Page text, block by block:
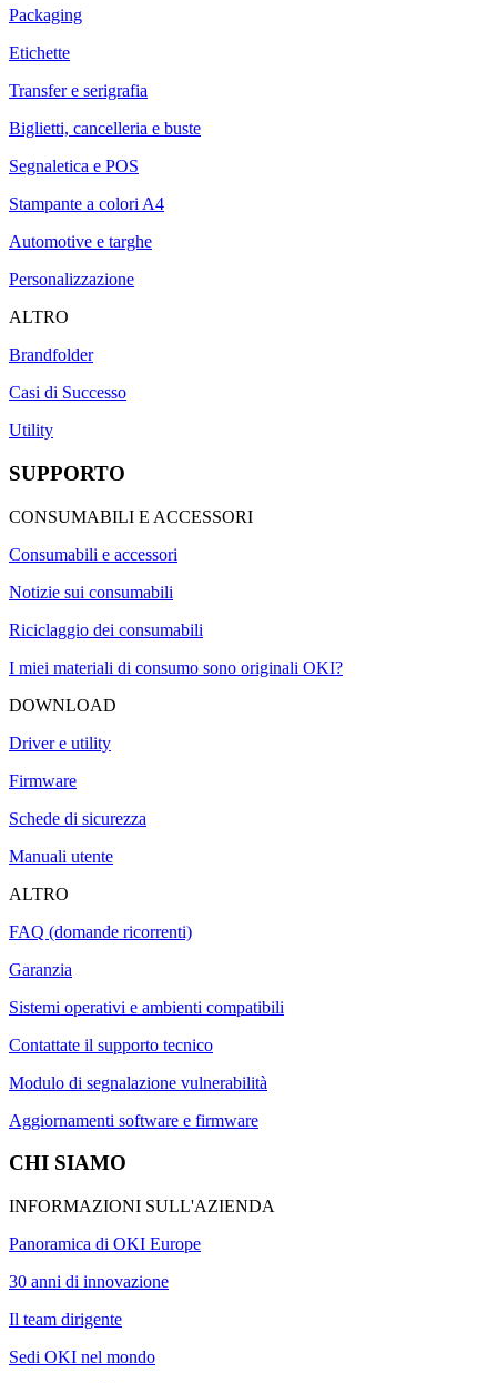
Packaging
Etichette
Transfer e serigrafia
Biglietti, cancelleria e buste
Segnaletica e POS
Stampante a colori A4
Automotive e targhe
Personalizzazione
ALTRO
Brandfolder
Casi di Successo
Utility
SUPPORTO
CONSUMABILI E ACCESSORI
Consumabili e accessori
Notizie sui consumabili
Riciclaggio dei consumabili
I miei materiali di consumo sono originali OKI?
DOWNLOAD
Driver e utility
Firmware
Schede di sicurezza
Manuali utente
ALTRO
FAQ (domande ricorrenti)
Garanzia
Sistemi operativi e ambienti compatibili
Contattate il supporto tecnico
Modulo di segnalazione vulnerabilità
Aggiornamenti software e firmware
CHI SIAMO
INFORMAZIONI SULL'AZIENDA
Panoramica di OKI Europe
30 anni di innovazione
Il team dirigente
Sedi OKI nel mondo